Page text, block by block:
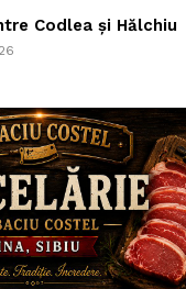
Codlea și Hălchiu